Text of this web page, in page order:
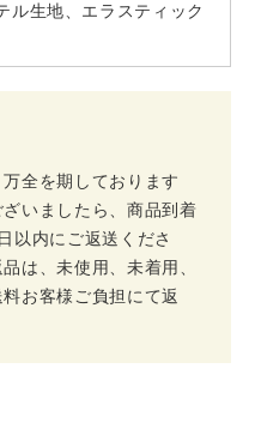
ル生地、エラスティック
全を期しております
いましたら、商品到着
以内にご返送くださ
は、未使用、未着用、
お客様ご負担にて返